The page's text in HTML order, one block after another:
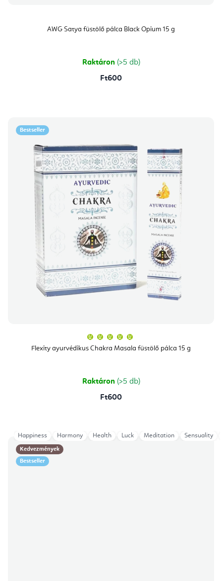
AWG Satya füstölő pálca Black Opium 15 g
Raktáron (>5 db)
Ft600
Bestseller
Flexity ayurvédikus Chakra Masala füstölő pálca 15 g
átlagos
értékelése
csillag.
Raktáron (>5 db)
Ft600
Kedvezmények
Bestseller
Happiness Harmony Health Luck Meditation Sensuality